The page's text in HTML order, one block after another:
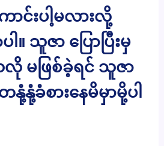
ာင်းပါ့မလားလို့
ါ။ သူဇာ ပြောပြီးမှ
မဖြစ်ခဲ့ရင် သူဇာ
နုံ့နုံ့ခံစားနေမိမှာမို့ပါ